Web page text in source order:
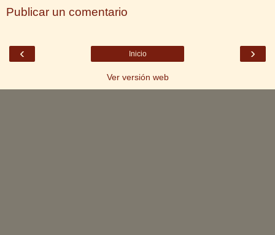
Publicar un comentario
‹ ›
Inicio
Ver versión web